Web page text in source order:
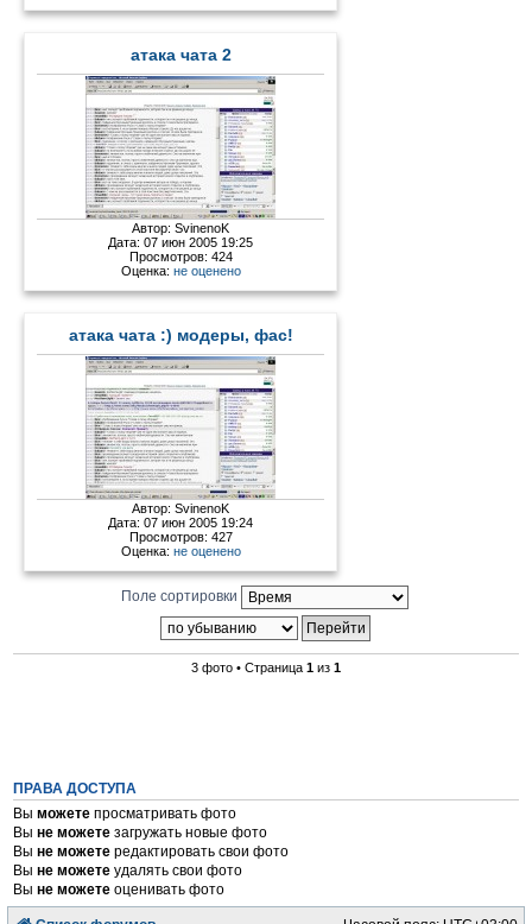
атака чата 2
Автор:SvinenoK
Дата: 07 июн 2005 19:25
Просмотров: 424
Оценка: не оценено
атака чата :) модеры, фас!
Автор:SvinenoK
Дата: 07 июн 2005 19:24
Просмотров: 427
Оценка: не оценено
Поле сортировки
3 фото • Страница 1 из 1
ПРАВА ДОСТУПА
Выможете просматривать фото
Выне можете загружать новые фото
Выне можете редактировать свои фото
Выне можете удалять свои фото
Выне можете оценивать фото